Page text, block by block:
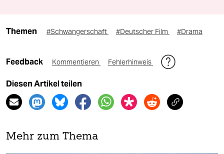
Themen #Schwangerschaft #Deutscher Film #Drama
Feedback Kommentieren Fehlerhinweis
Diesen Artikel teilen
Mehr zum Thema